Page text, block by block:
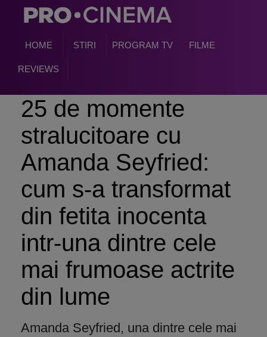
HOME STIRI PROGRAM TV FILME
REVIEWS
25 de momente
stralucitoare cu
Amanda Seyfried:
cum s-a transformat
din fetita inocenta
intr-una dintre cele
mai frumoase actrite
din lume
Amanda Seyfried, una dintre cele mai